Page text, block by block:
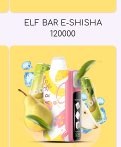
ELF BAR E-SHISHA
120000